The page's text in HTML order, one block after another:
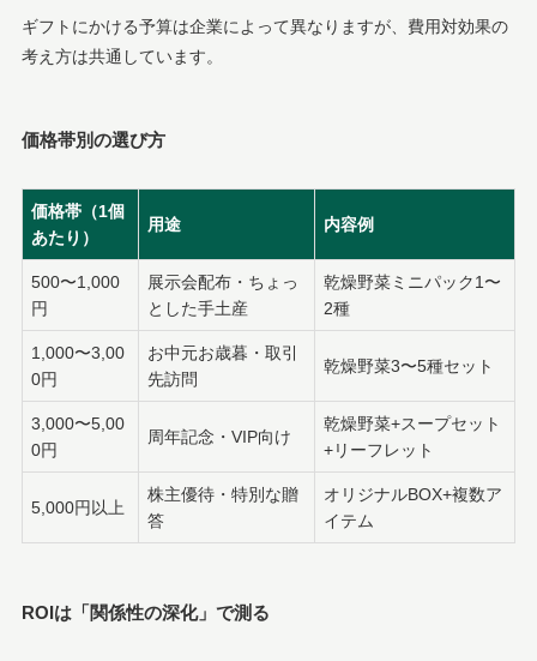
ギフトにかける予算は企業によって異なりますが、費用対効果の
考え方は共通しています。
価格帯別の選び方
価格帯（1個
あたり）
用途 内容例
500〜1,000
円
展示会配布・ちょっ
とした手土産
乾燥野菜ミニパック1〜
2種
1,000〜3,00
0円
お中元お歳暮・取引
先訪問
乾燥野菜3〜5種セット
3,000〜5,00
0円
周年記念・VIP向け
乾燥野菜+スープセット
+リーフレット
5,000円以上
株主優待・特別な贈
答
オリジナルBOX+複数ア
イテム
ROIは「関係性の深化」で測る